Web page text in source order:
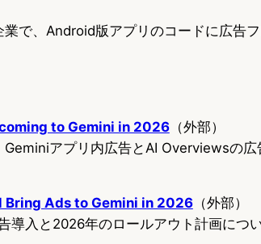
で、Android版アプリのコードに広告
to Gemini in 2026（外部）
アプリ内広告とAI Overviewsの広
Bring Ads to Gemini in 2026（外部）
導入と2026年のロールアウト計画につ